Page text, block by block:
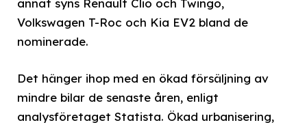
annat syns Renault Clio och Twingo,
Volkswagen T-Roc och Kia EV2 bland de
nominerade.
Det hänger ihop med en ökad försäljning av
mindre bilar de senaste åren, enligt
analysföretaget Statista. Ökad urbanisering,